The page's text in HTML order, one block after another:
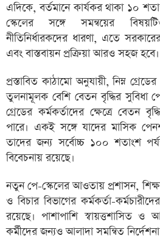
এদিকে, বর্তমানে কার্যকর থাকা ১০
স্কেলের সঙ্গে সমন্বয়ের
নীতিনির্ধারকদের ধারণা, এতে
এবং বাস্তবায়ন প্রক্রিয়া আরও সহজ হবে।
প্রস্তাবিত কাঠামো অনুযায়ী, নিম্ন
তুলনামূলক বেশি বেতন বৃদ্ধির সুবিধা
গ্রেডের কর্মকর্তাদের ক্ষেত্রে বেতন
পারে। একই সঙ্গে যাদের মাসিক
তাদের জন্য সর্বোচ্চ ১০০ শতাংশ
বিবেচনায় রয়েছে।
নতুন পে-স্কেলের আওতায় প্রশাসন,
ও বিচার বিভাগের কর্মকর্তা-
রয়েছে। পাশাপাশি স্বায়ত্তশাসিত ও
কর্মীদের জন্যও আলাদা সমন্বিত